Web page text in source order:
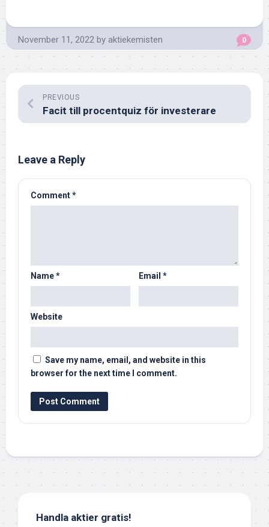
November 11, 2022 by aktiekemisten 0
PREVIOUS
Facit till procentquiz för investerare
Leave a Reply
Comment*
Name* Email *
Website
Save my name, email, and website in this
browser for the next time I comment.
Handla aktier gratis!